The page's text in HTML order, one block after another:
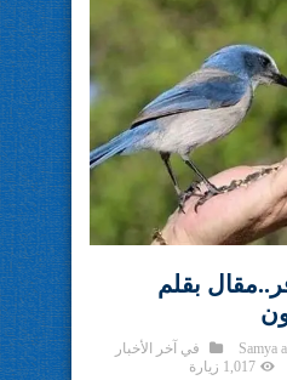
بقلم
Samya في آخر الأخبار
1,017 زيارة